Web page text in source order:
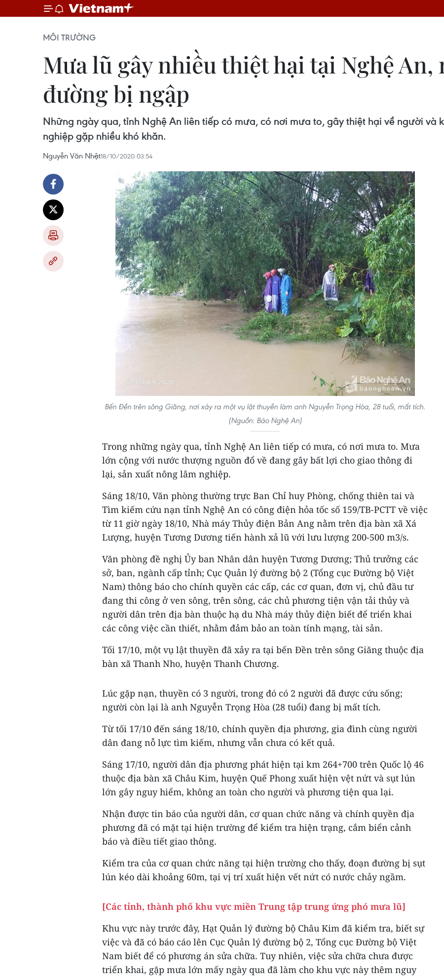
MÔI TRƯỜNG
Mưa lũ gây nhiều thiệt hại tại Nghệ An,
đường bị ngập
Những ngày qua, tỉnh Nghệ An liên tiếp có mưa, có nơi mưa to, gây thiệt hại về người và
nghiệp gặp nhiều khó khăn.
Nguyễn Văn Nhật18/10/2020 03:54
Bến Đền trên sông Giăng, nơi xảy ra một vụ lật thuyền làm anh Nguyễn Trọng Hòa, 28 tuổi, mất tích.
(Nguồn: Báo Nghệ An)
Trong những ngày qua, tỉnh Nghệ An liên tiếp có mưa, có nơi mưa to. Mưa
lớn cộng với nước thượng nguồn đổ về đang gây bất lợi cho giao thông đi
lại, sản xuất nông lâm nghiệp.
Sáng 18/10, Văn phòng thường trực Ban Chỉ huy Phòng, chống thiên tai và
Tìm kiếm cứu nạn tỉnh Nghệ An có công điện hỏa tốc số 159/TB-PCTT về việc
từ 11 giờ ngày 18/10, Nhà máy Thủy điện Bản Ang nằm trên địa bàn xã Xá
Lượng, huyện Tương Dương tiến hành xả lũ với lưu lượng 200-500 m3/s.
Văn phòng đề nghị Ủy ban Nhân dân huyện Tương Dương; Thủ trưởng các
sở, ban, ngành cấp tỉnh; Cục Quản lý đường bộ 2 (Tổng cục Đường bộ Việt
Nam) thông báo cho chính quyền các cấp, các cơ quan, đơn vị, chủ đầu tư
đang thi công ở ven sông, trên sông, các chủ phương tiện vận tải thủy và
người dân trên địa bàn thuộc hạ du Nhà máy thủy điện biết để triển khai
các công việc cần thiết, nhằm đảm bảo an toàn tính mạng, tài sản.
Tối 17/10, một vụ lật thuyền đã xảy ra tại bến Đền trên sông Giăng thuộc địa
bàn xã Thanh Nho, huyện Thanh Chương.
Lúc gặp nạn, thuyền có 3 người, trong đó có 2 người đã được cứu sống;
người còn lại là anh Nguyễn Trọng Hòa (28 tuổi) đang bị mất tích.
Từ tối 17/10 đến sáng 18/10, chính quyền địa phương, gia đình cùng người
dân đang nỗ lực tìm kiếm, nhưng vẫn chưa có kết quả.
Sáng 17/10, người dân địa phương phát hiện tại km 264+700 trên Quốc lộ 46
thuộc địa bàn xã Châu Kim, huyện Quế Phong xuất hiện vệt nứt và sụt lún
lớn gây nguy hiểm, không an toàn cho người và phương tiện qua lại.
Nhận được tin báo của người dân, cơ quan chức năng và chính quyền địa
phương đã có mặt tại hiện trường để kiểm tra hiện trạng, cắm biển cảnh
báo và điều tiết giao thông.
Kiểm tra của cơ quan chức năng tại hiện trường cho thấy, đoạn đường bị sụt
lún kéo dài khoảng 60m, tại vị trí xuất hiện vết nứt có nước chảy ngầm.
[Các tỉnh, thành phố khu vực miền Trung tập trung ứng phó mưa lũ]
Khu vực này trước đây, Hạt Quản lý đường bộ Châu Kim đã kiểm tra, biết sự
việc và đã có báo cáo lên Cục Quản lý đường bộ 2, Tổng cục Đường bộ Việt
Nam biết để có phương án sửa chữa. Tuy nhiên, việc sửa chữa chưa được
triển khai, gặp mưa lớn mấy ngày qua đã làm cho khu vực này thêm nguy